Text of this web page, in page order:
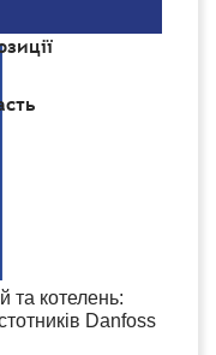
та котелень:
Danfoss